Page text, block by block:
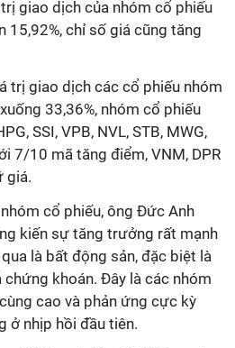
giao dịch của nhóm cổ phiếu
15,92%, chỉ số giá cũng tăng
trị giao dịch các cổ phiếu nhóm
33,36%, nhóm cổ phiếu
SSI, VPB, NVL, STB, MWG,
7/10 mã tăng điểm, VNM, DPR
giá.
cổ phiếu, ông Đức Anh
kiến sự tăng trưởng rất mạnh
là bất động sản, đặc biệt là
khoán. Đây là các nhóm
cao và phản ứng cực kỳ
ở nhịp hồi đầu tiên.